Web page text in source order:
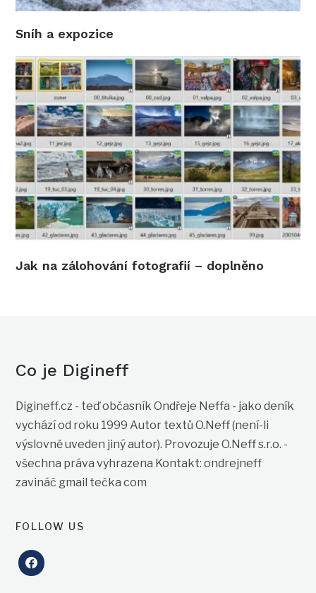
Sníh a expozice
Jak na zálohování fotografií – doplněno
Co je Digineff
Digineff.cz - teď občasník Ondřeje Neffa - jako deník
vychází od roku 1999 Autor textů O.Neff (není-li
výslovně uveden jiný autor). Provozuje O.Neff s.r.o. -
všechna práva vyhrazena Kontakt: ondrejneff
zavináč gmail tečka com
FOLLOW US
facebook